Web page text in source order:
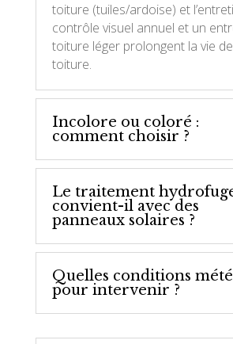
toiture (tuiles/ardoise) et
contrôle visuel annuel et un
toiture léger prolongent la vie
toiture.
Incolore ou coloré :
comment choisir ?
Le traitement
convient-il avec des
panneaux solaires ?
Quelles conditions
pour intervenir ?